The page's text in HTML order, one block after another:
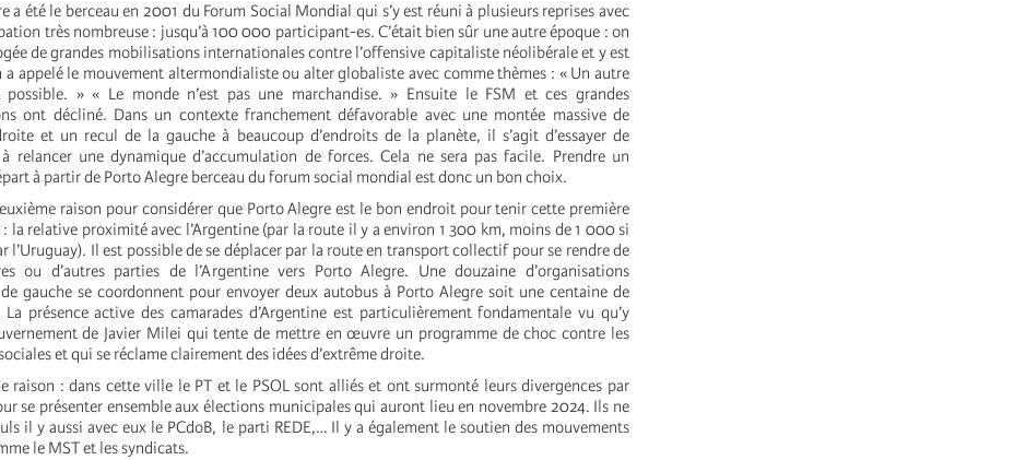
a été le berceau en 2001 du Forum Social Mondial qui s’y est réuni à plusieurs reprises avec
très nombreuse : jusqu’à 100 000 participant-es. C’était bien sûr une autre époque : on
de grandes mobilisations internationales contre l’offensive capitaliste néolibérale et y est
a appelé le mouvement altermondialiste ou alter globaliste avec comme thèmes : « Un autre
possible. » « Le monde n’est pas une marchandise. » Ensuite le FSM et ces grandes
ont décliné. Dans un contexte franchement défavorable avec une montée massive de
et un recul de la gauche à beaucoup d’endroits de la planète, il s’agit d’essayer de
relancer une dynamique d’accumulation de forces. Cela ne sera pas facile. Prendre un
à partir de Porto Alegre berceau du forum social mondial est donc un bon choix.
raison pour considérer que Porto Alegre est le bon endroit pour tenir cette première
la relative proximité avec l’Argentine (par la route il y a environ 1 300 km, moins de 1 000 si
l’Uruguay). Il est possible de se déplacer par la route en transport collectif pour se rendre de
ou d’autres parties de l’Argentine vers Porto Alegre. Une douzaine d’organisations
gauche se coordonnent pour envoyer deux autobus à Porto Alegre soit une centaine de
La présence active des camarades d’Argentine est particulièrement fondamentale vu qu’y
de Javier Milei qui tente de mettre en œuvre un programme de choc contre les
et qui se réclame clairement des idées d’extrême droite.
raison : dans cette ville le PT et le PSOL sont alliés et ont surmonté leurs divergences par
se présenter ensemble aux élections municipales qui auront lieu en novembre 2024. Ils ne
il y aussi avec eux le PCdoB, le parti REDE,… Il y a également le soutien des mouvements
le MST et les syndicats.